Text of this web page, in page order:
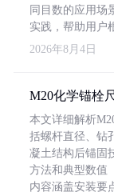
同目数的应用场
实践，帮助用户
2026年8月4日
M20化学锚栓
本文详细解析
括螺杆直径、钻
凝土结构后锚固
方法和典型数值
内容涵盖安装要